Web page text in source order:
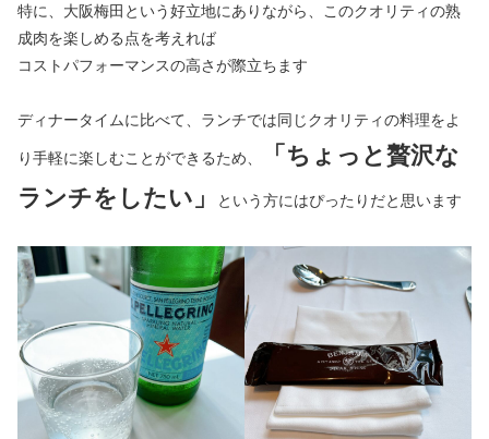
特に、大阪梅田という好立地にありながら、このクオリティの熟
成肉を楽しめる点を考えれば
コストパフォーマンスの高さが際立ちます
ディナータイムに比べて、ランチでは同じクオリティの料理をよ
り手軽に楽しむことができるため、
「ちょっと贅沢な
ランチをしたい」
という方にはぴったりだと思います